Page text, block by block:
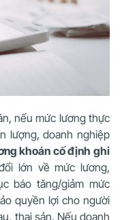
nếu mức lương thực
lượng, doanh nghiệp
khoán cố định ghi
lớn về mức lương,
báo tăng/giảm mức
quyền lợi cho người
thai sản. Nếu doanh